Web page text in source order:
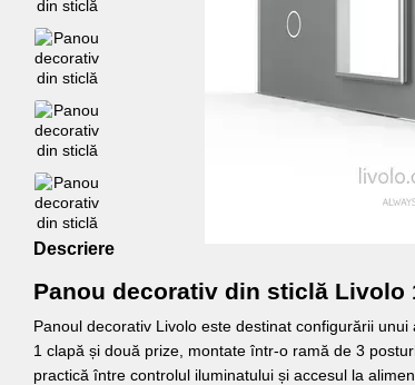
Descriere
Panou decorativ din sticlă Livolo
Panoul decorativ Livolo este destinat configurării
1 clapă și două prize, montate într-o ramă de 3
practică între controlul iluminatului și accesul la